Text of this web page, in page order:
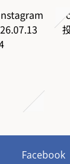
Facebook